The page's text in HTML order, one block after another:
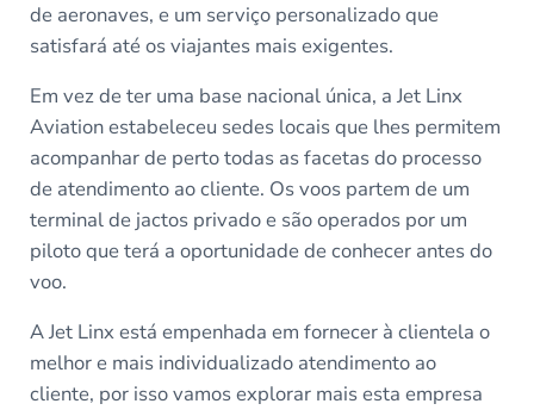
de aeronaves, e um serviço personalizado que
satisfará até os viajantes mais exigentes.
Em vez de ter uma base nacional única, a Jet Linx
Aviation estabeleceu sedes locais que lhes permitem
acompanhar de perto todas as facetas do processo
de atendimento ao cliente. Os voos partem de um
terminal de jactos privado e são operados por um
piloto que terá a oportunidade de conhecer antes do
voo.
A Jet Linx está empenhada em fornecer à clientela o
melhor e mais individualizado atendimento ao
cliente, por isso vamos explorar mais esta empresa